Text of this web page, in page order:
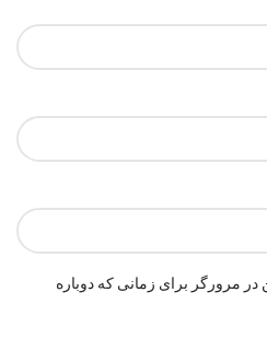
در مرورگر برای زمانی که دوباره